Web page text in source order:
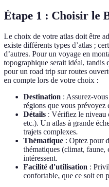
Étape 1 : Choisir le
Le choix de votre atlas doit être
existe différents types d’atlas ;
d’autres. Pour un voyage en
topographique serait idéal, tandis
pour un road trip sur routes
en compte lors de votre choix :
Destination : Assurez-
régions que vous prévoyez
Détails : Vérifiez le niveau
etc.). Un atlas à grande
trajets complexes.
Thématique : Optez pour
thématiques (climat, faune,
intéressent.
Facilité d'utilisation :
confortable, que ce soit en